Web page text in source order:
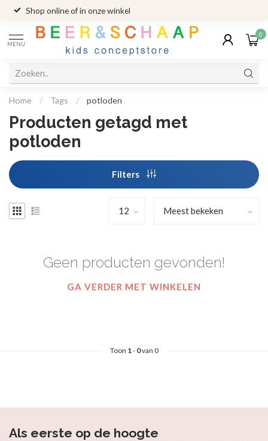
Shop online of in onze winkel
MENU
0
Home / Tags / potloden
Producten getagd met
potloden
Filters
Geen producten gevonden!
GA VERDER MET WINKELEN
Toon 1- 0van 0
Als eerste op de hoogte